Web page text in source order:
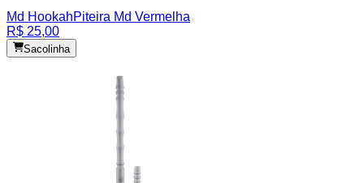
Md HookahPiteira Md Vermelha
R$ 25,00
Sacolinha